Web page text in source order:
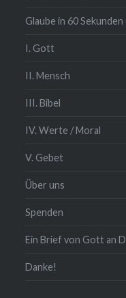
Glaube in 60
I. Gott
II. Mensch
III. Bibel
IV. Werte / Moral
V. Gebet
Über uns
Spenden
Ein Brief von Gott an
Danke!